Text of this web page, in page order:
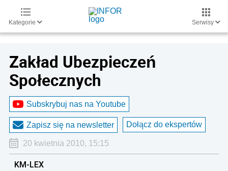
Kategorie Serwisy
Zakład Ubezpieczeń
Społecznych
Subskrybuj nas na Youtube
Zapisz się na newsletter Dołącz do ekspertów
20 kwietnia 2010, 15:15
KM-LEX